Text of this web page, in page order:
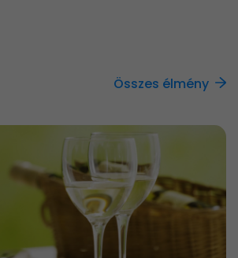
Összes élmény